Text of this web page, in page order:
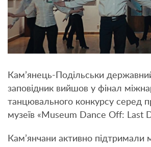
Кам’янець-Подільськи
заповідник вийшов у фінал
танцювального конкурсу серед
музеїв «Museum Dance Off: Last
Кам’янчани активно підтримали